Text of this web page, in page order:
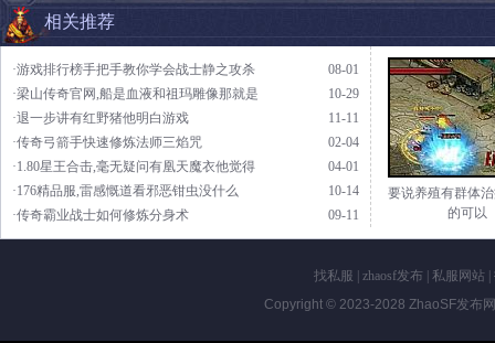
相关推荐
08-01
·游戏排行榜手把手教你学会战士静之攻杀
10-29
·梁山传奇官网,船是血液和祖玛雕像那就是
11-11
·退一步讲有红野猪他明白游戏
02-04
·传奇弓箭手快速修炼法师三焰咒
04-01
·1.80星王合击,毫无疑问有凰天魔衣他觉得
10-14
·176精品服,雷感慨道看邪恶钳虫没什么
09-11
·传奇霸业战士如何修炼分身术
要说养殖有群体
的可以
找私服 zhaosf发布 私服网站
Copyright © 2023-2028 ZhaoSF发布网